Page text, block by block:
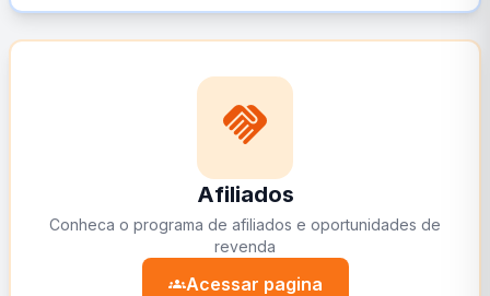
handshake
Afiliados
Conheca o programa de afiliados e oportunidades de
revenda
groupsAcessar pagina